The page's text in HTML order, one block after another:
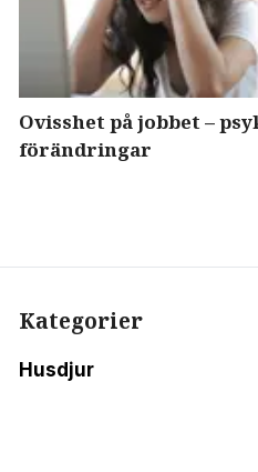
Ovisshet på jobbet –
förändringar
Kategorier
Husdjur